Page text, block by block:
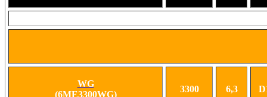
WG
(6ME3300WG)
3300 6,3